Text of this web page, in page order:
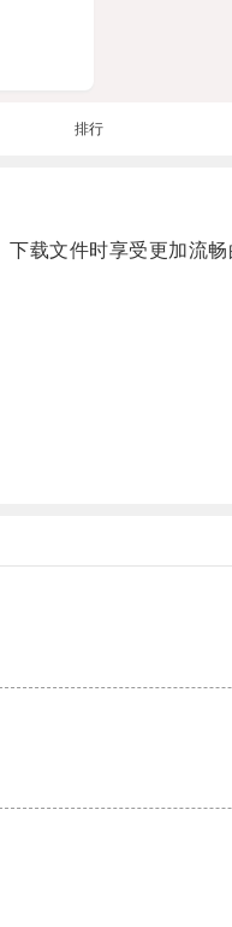
排行
载文件时享受更加流畅